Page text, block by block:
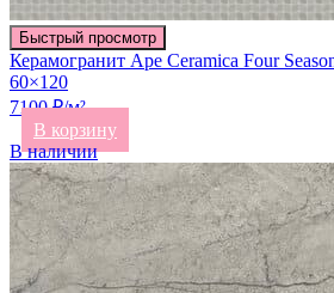
Быстрый просмотр
Керамогранит Ape Ceramica Four
60×120
7100 ₽/м²
В корзину
В наличии